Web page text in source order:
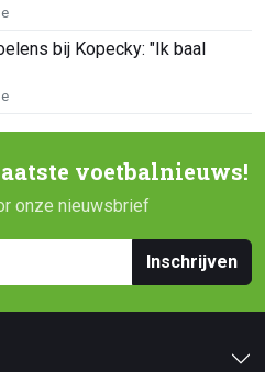
bij Kopecky: "Ik baal
voetbalnieuws!
onze nieuwsbrief
Inschrijven